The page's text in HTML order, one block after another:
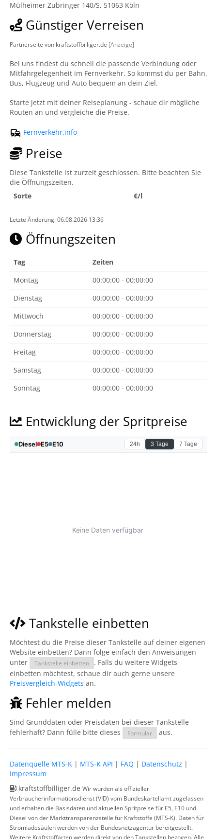
Mülheimer Zubringer 140/S, 51063 Köln
Günstiger Verreisen
Partnerseite von kraftstoffbilliger.de [Anzeige]
Bei uns findest du schnell die passende Verbindung oder
Mitfahrgelegenheit im Fernverkehr. So kommst du per Bahn,
Bus, Flugzeug und Auto bequem an dein Ziel.
Starte jetzt mit deiner Reiseplanung - schaue dir mögliche
Routen an und vergleiche die Preise.
Fernverkehr.info
Preise
Diese Tankstelle ist zurzeit geschlossen. Bitte beachten Sie
die Öffnungszeiten.
Sorte
€/l
Letzte Änderung: 06.08.2026 13:36
Öffnungszeiten
Tag
Zeiten
Montag
00:00:00 - 00:00:00
Dienstag
00:00:00 - 00:00:00
Mittwoch
00:00:00 - 00:00:00
Donnerstag
00:00:00 - 00:00:00
Freitag
00:00:00 - 00:00:00
Samstag
00:00:00 - 00:00:00
Sonntag
00:00:00 - 00:00:00
Entwicklung der Spritpreise
Tankstelle einbetten
Möchtest du die Preise dieser Tankstelle auf deiner eigenen
Website einbetten? Dann folge einfach den Anweisungen
unter
Tankstelle einbetten
. Falls du weitere Widgets
einbetten möchtest, schaue dir auch gerne unsere
Preisvergleich-Widgets an.
Fehler melden
Sind Grunddaten oder Preisdaten bei dieser Tankstelle
fehlerhaft? Dann fülle bitte dieses
Formular aus.
Datenquelle MTS-K | MTS-K API | FAQ | Datenschutz |
Impressum
kraftstoffbilliger.de Wir wurden als offizieller
Verbraucherinformationsdienst (VID) vom Bundeskartellamt zugelassen
und erhalten die Basisdaten und aktuellen Spritpreise für E5, E10 und
Diesel von der Markttransparenzstelle für Kraftstoffe (MTS-K). Daten für
Stromladesäulen werden von der Bundesnetzagentur bereitgestellt.
Weitere Kraftstoffarten werden direkt von den Tankstellen bezogen. Alle